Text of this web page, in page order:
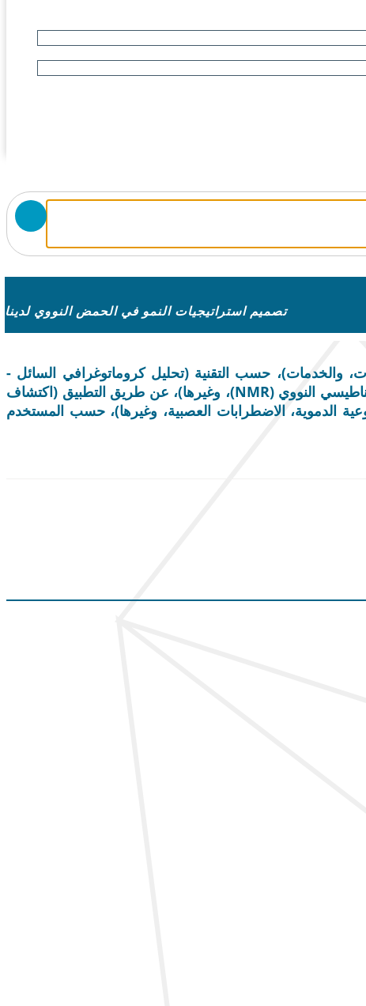
تصميم استراتيجيات النمو في الحمض النووي لدينا
والخدمات)، حسب التقنية (تحليل كروماتوغرافي السائل -
قياس الطيف الكتلي (LC-MS)، تحليل كروماتوغرافي الغاز - قياس الطيف الكتلي (GC-MS)، التحليل الطيفي بالرنين المغناطيسي النووي (NMR)، وغيرها)، عن طريق التطبيق (اكتشاف
الدموية، الاضطرابات العصبية، وغيرها)، حسب المستخدم